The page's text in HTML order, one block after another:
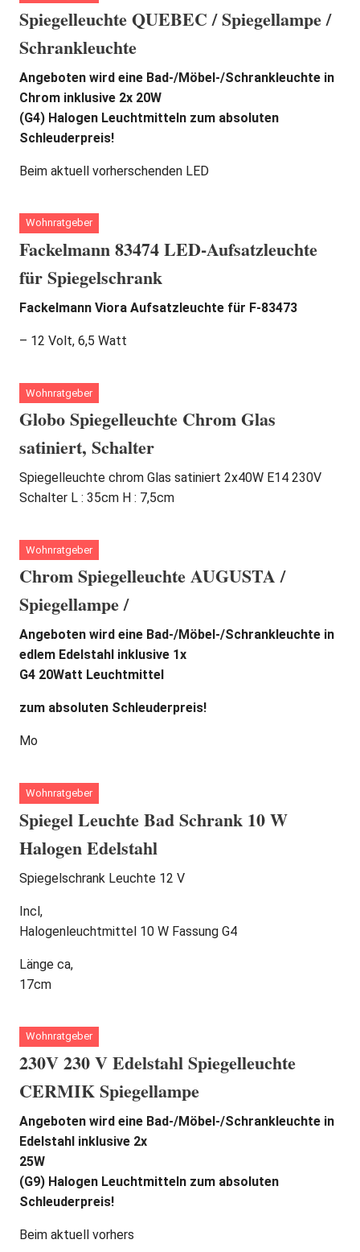
Spiegelleuchte QUEBEC / Spiegellampe /
Schrankleuchte
Angeboten wird eine Bad-/Möbel-/Schrankleuchte in
Chrom inklusive 2x 20W
(G4) Halogen Leuchtmitteln zum absoluten
Schleuderpreis!
Beim aktuell vorherschenden LED
Wohnratgeber
Fackelmann 83474 LED-Aufsatzleuchte
für Spiegelschrank
Fackelmann Viora Aufsatzleuchte für F-83473
– 12 Volt, 6,5 Watt
Wohnratgeber
Globo Spiegelleuchte Chrom Glas
satiniert, Schalter
Spiegelleuchte chrom Glas satiniert 2x40W E14 230V
Schalter L : 35cm H : 7,5cm
Wohnratgeber
Chrom Spiegelleuchte AUGUSTA /
Spiegellampe /
Angeboten wird eine Bad-/Möbel-/Schrankleuchte in
edlem Edelstahl inklusive 1x
G4 20Watt Leuchtmittel
zum absoluten Schleuderpreis!
Mo
Wohnratgeber
Spiegel Leuchte Bad Schrank 10 W
Halogen Edelstahl
Spiegelschrank Leuchte 12 V
Incl,
Halogenleuchtmittel 10 W Fassung G4
Länge ca,
17cm
Wohnratgeber
230V 230 V Edelstahl Spiegelleuchte
CERMIK Spiegellampe
Angeboten wird eine Bad-/Möbel-/Schrankleuchte in
Edelstahl inklusive 2x
25W
(G9) Halogen Leuchtmitteln zum absoluten
Schleuderpreis!
Beim aktuell vorhers